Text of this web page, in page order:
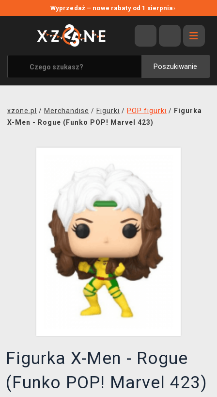
Wyprzedaż – nowe rabaty od 1 sierpnia›
Poszukiwanie
WYPRZEDAŻ
WSZYSTKIE MARKI
XZONE ORIGINALS
UBRANIA I AKCESORIA
SOUNDTRACKI
TRANSPORT
XZONE KLUB
xzone.pl / Merchandise / Figurki / POP figurki / Figurka
X-Men - Rogue (Funko POP! Marvel 423)
Figurka X-Men - Rogue
(Funko POP! Marvel 423)